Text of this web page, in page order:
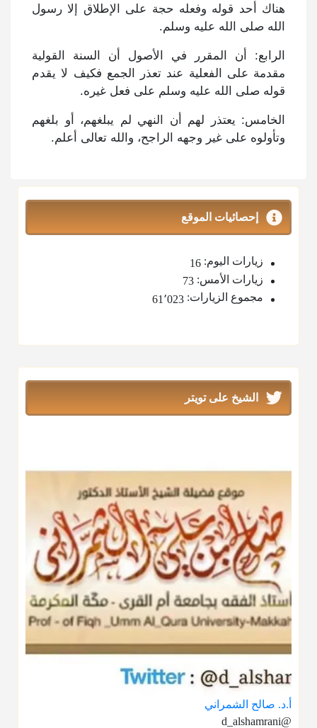
هناك أحد قوله وفعله حجة على الإطلاق إلا رسول
الله صلى الله عليه وسلم.
الرابع: أن المقرر في الأصول أن السنة القولية
مقدمة على الفعلية عند تعذر الجمع فكيف لا يقدم
قوله صلى الله عليه وسلم على فعل غيره.
الخامس: يعتذر لهم أن النهي لم يبلغهم، أو بلغهم
وتأولوه على غير وجهه الراجح، والله تعالى أعلم.
إحصائيات الموقع
زيارات اليوم: 16
زيارات الأمس: 73
مجموع الزيارات: 61٬023
الشيخ على تويتر
أ.د. صالح الشمراني
@d_alshamrani